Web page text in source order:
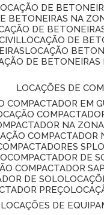
LOCAÇÃO DE
BETONEIRAS NA
DE
LOCAÇÃO DE
LOCAÇÃO
DE BETONEIRAS
LOCAÇÕES DE
COMPACTADOR EM
NA
SP
COMPACTADOR DE
COMPACTADOR
DE SOLO
PREÇO
LOCAÇÕES DE